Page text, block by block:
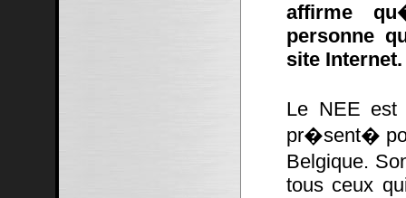
affirme
personne
site Internet.
Le NEE est
pr�sent�
Belgique.
tous ceux